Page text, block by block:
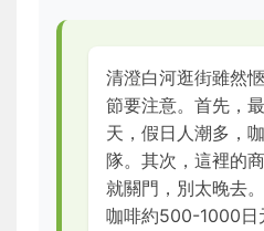
清澄白河逛街雖然
節要注意。首先，
天，假日人潮多，
隊。其次，這裡的
就關門，別太晚去
咖啡約500-1000日